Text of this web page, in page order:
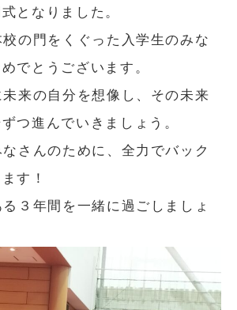
となりました。
の門をくぐった入学生のみな
でとうございます。
来の自分を想像し、その未来
つ進んでいきましょう。
さんのために、全力でバック
す！
３年間を一緒に過ごしましょ